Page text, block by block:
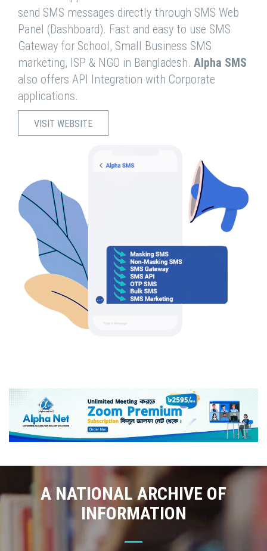
send SMS messages directly through SMS Web
Panel (Dashboard). Fast and easy to use SMS
Gateway for School, Small Business SMS
marketing, ISP & NGO in Bangladesh. Alpha SMS
also offers API Integration with Corporate
applications.
VISIT WEBSITE
A NATIONAL ARCHIVE OF
INFORMATION